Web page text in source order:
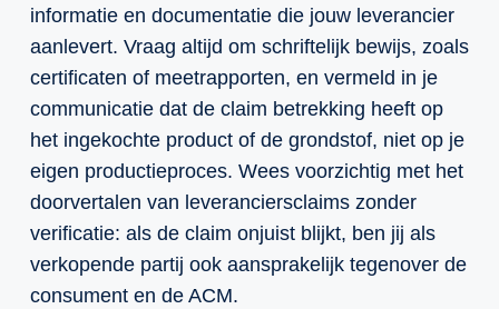
informatie en documentatie die jouw leverancier
aanlevert. Vraag altijd om schriftelijk bewijs, zoals
certificaten of meetrapporten, en vermeld in je
communicatie dat de claim betrekking heeft op
het ingekochte product of de grondstof, niet op je
eigen productieproces. Wees voorzichtig met het
doorvertalen van leveranciersclaims zonder
verificatie: als de claim onjuist blijkt, ben jij als
verkopende partij ook aansprakelijk tegenover de
consument en de ACM.